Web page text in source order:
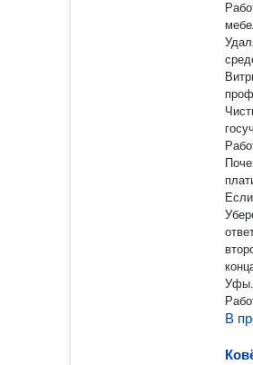
Почему мы?
Если
Уберем
второй в
конца месяца!»
Уфы.
В